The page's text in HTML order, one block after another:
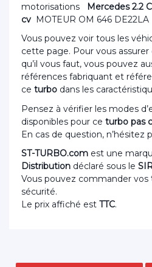
motorisations
Mercedes 2.2
cv MOTEUR OM 646 DE22LA
Vous pouvez voir tous les
cette page. Pour vous assurer
qu’il vous faut, vous pouvez
références fabriquant et
ce turbo dans les
Pensez à vérifier les modes
disponibles pour ce turbo pas
En cas de question, n’hésitez
ST-TURBO.com est une
Distribution déclaré sous le
Vous pouvez commander vos
sécurité.
Le prix affiché est TTC.